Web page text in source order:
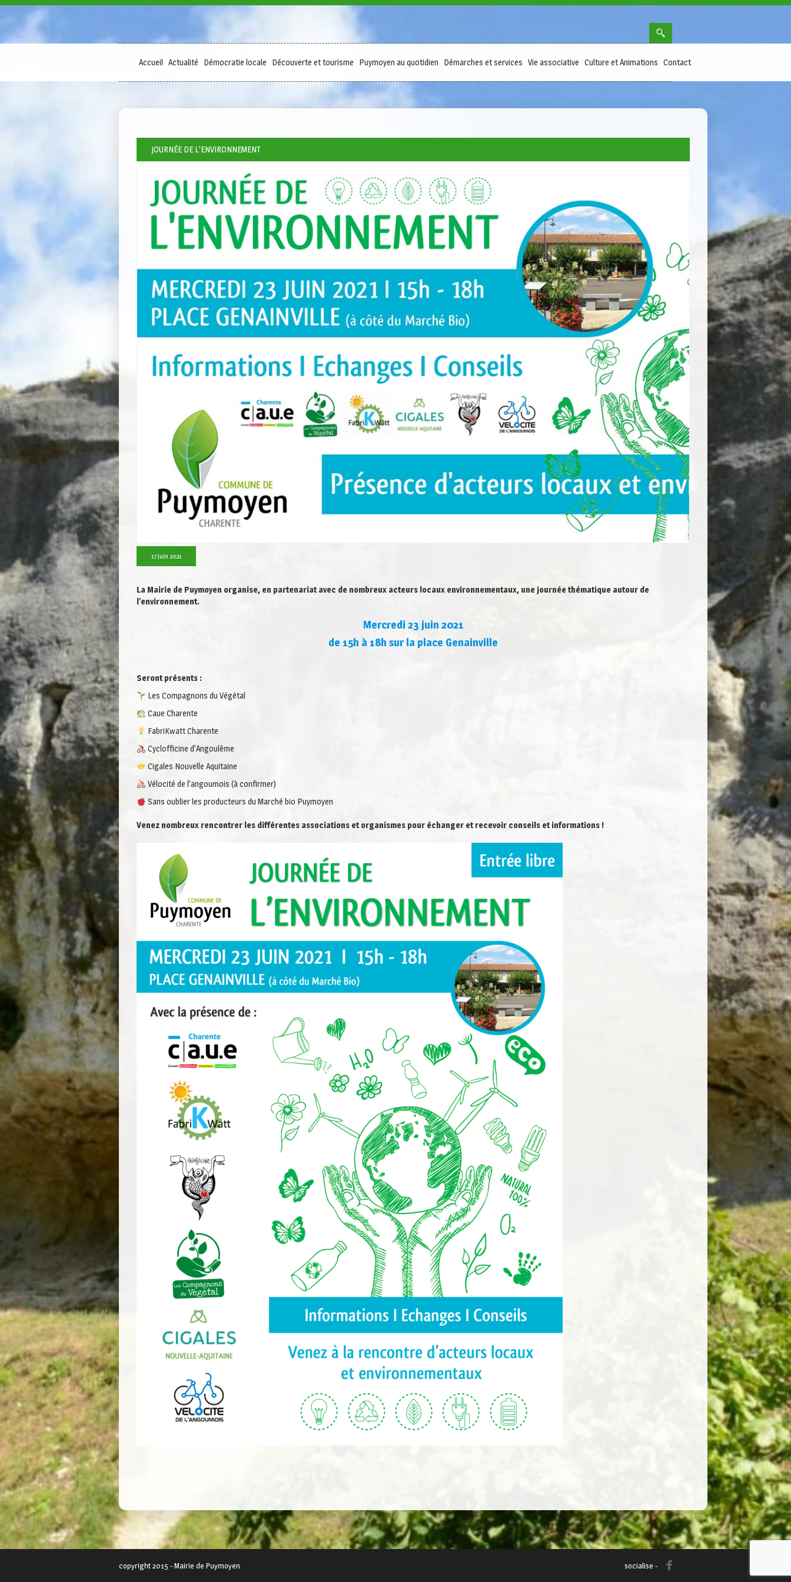
Accueil Actualité Démocratie locale Découverte et tourisme Puymoyen au quotidien Démarches et services Vie associative Culture et Animations Contact
JOURNÉE DE L’ENVIRONNEMENT
17 juin 2021
La Mairie de Puymoyen organise, en partenariat avec de nombreux acteurs locaux environnementaux, une journée thématique autour de
l’environnement.
Mercredi 23 juin 2021
de 15h à 18h sur la place Genainville
Seront présents :
Les Compagnons du Végétal
Caue Charente
FabriKwatt Charente
Cyclofficine d’Angoulême
Cigales Nouvelle Aquitaine
Vélocité de l’angoumois (à confirmer)
Sans oublier les producteurs du Marché bio Puymoyen
Venez nombreux rencontrer les différentes associations et organismes pour échanger et recevoir conseils et informations !
copyright 2015 - Mairie de Puymoyen socialise -